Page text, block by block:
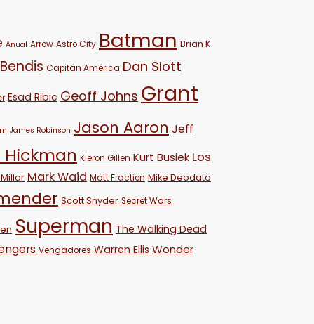
Anual Arrow Astro City Batman Brian K.
Capitán América Dan Slott
Esad Ribic Geoff Johns Grant
James Robinson Jason Aaron Jeff
Kieron Gillen Kurt Busiek Los
Mark Waid Matt Fraction Mike Deodato
Scott Snyder Secret Wars
Superman The Walking Dead
Vengadores Warren Ellis Wonder